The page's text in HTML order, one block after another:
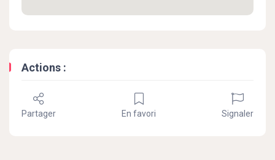
Actions :
Partager En favori Signaler